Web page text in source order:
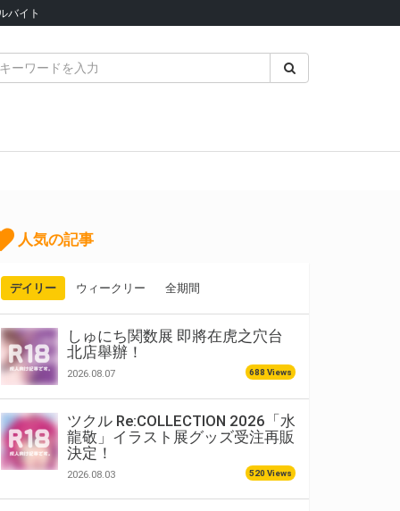
バイト
人気の記事
デイリー ウィークリー 全期間
しゅにち関数展 即將在虎之穴台
北店舉辦！
2026.08.07 688 Views
ツクル Re:COLLECTION 2026「水
龍敬」イラスト展グッズ受注再販
決定！
2026.08.03 520 Views